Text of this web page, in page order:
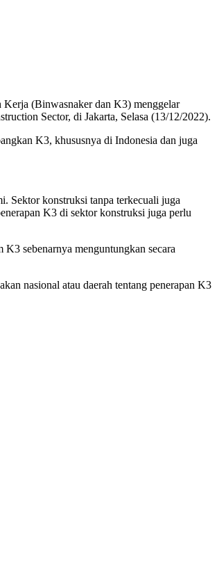
Kerja (Binwasnaker dan K3) menggelar
Sector, di Jakarta, Selasa (13/12/2022).
K3, khususnya di Indonesia dan juga
Sektor konstruksi tanpa terkecuali juga
K3 di sektor konstruksi juga perlu
sebenarnya menguntungkan secara
nasional atau daerah tentang penerapan K3